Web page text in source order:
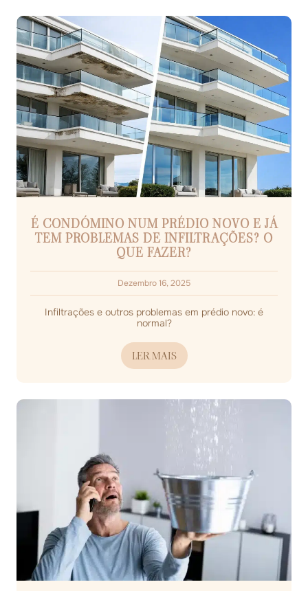
É CONDÓMINO NUM PRÉDIO NOVO E JÁ
TEM PROBLEMAS DE INFILTRAÇÕES? O
QUE FAZER?
Dezembro 16, 2025
Infiltrações e outros problemas em prédio novo: é
normal?
LER MAIS